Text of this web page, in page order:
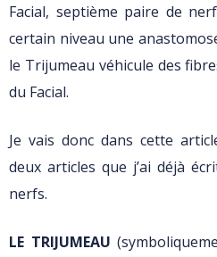
Facial, septième paire de
certain niveau une
le Trijumeau véhicule des
du Facial.
Je vais donc dans cette
deux articles que j’ai déjà
nerfs.
LE TRIJUMEAU